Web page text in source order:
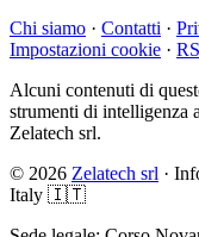
Chi siamo · Contatti ·
Impostazioni cookie ·
Alcuni contenuti di
strumenti di intelligenza
Zelatech srl.
© 2026 Zelatech srl ·
Italy 🇮🇹